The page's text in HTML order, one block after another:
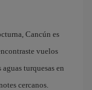
Cancún es
vuelos
turquesas en
cercanos.